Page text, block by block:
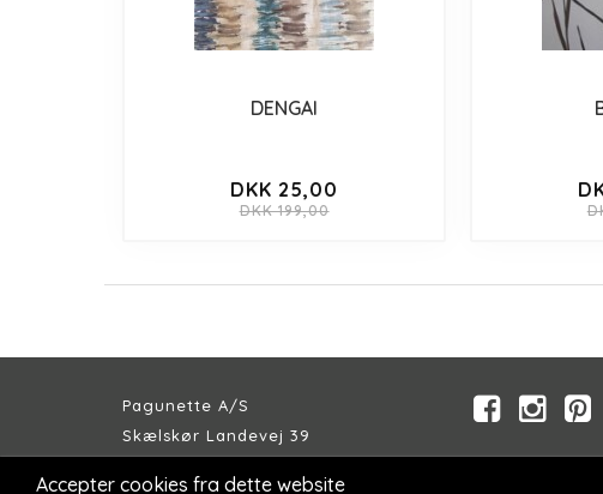
DENGAI
DKK 25,00
DKK 199,00
Pagunette A/S
Skælskør Landevej 39
Accepter cookies fra dette website